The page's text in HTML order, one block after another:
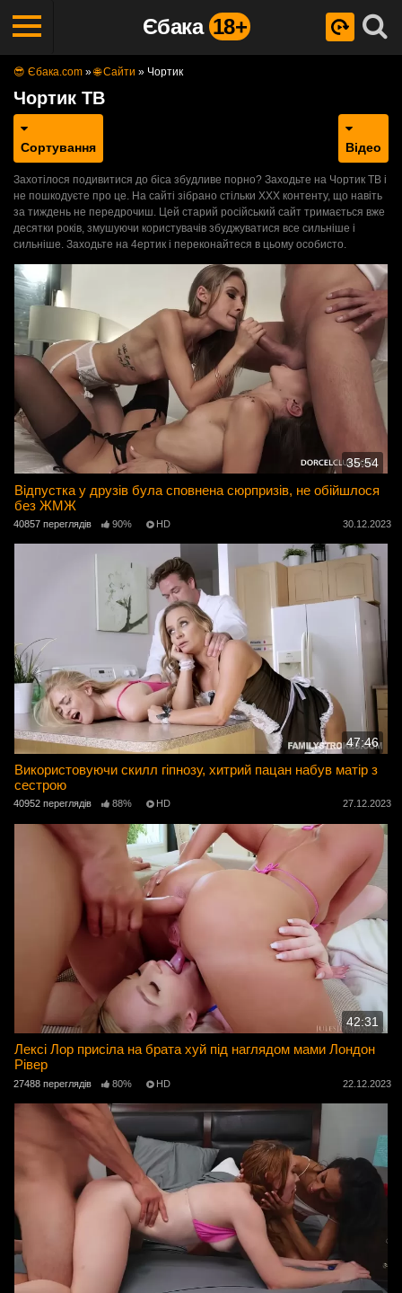
Єбака 18+
😎 Єбака.com »🌐 Сайти » Чортик
Чортик ТВ
Сортування Відео
Захотілося подивитися до біса збудливе порно? Заходьте на Чортик ТВ і
не пошкодуєте про це. На сайті зібрано стільки ХХХ контенту, що навіть
за тиждень не передрочиш. Цей старий російський сайт тримається вже
десятки років, змушуючи користувачів збуджуватися все сильніше і
сильніше. Заходьте на 4ертик і переконайтеся в цьому особисто.
35:54
Відпустка у друзів була сповнена сюрпризів, не обійшлося
без ЖМЖ
40857 переглядів 90% HD 30.12.2023
47:46
Використовуючи скилл гіпнозу, хитрий пацан набув матір з
сестрою
40952 переглядів 88% HD 27.12.2023
42:31
Лексі Лор присіла на брата хуй під наглядом мами Лондон
Рівер
27488 переглядів 80% HD 22.12.2023